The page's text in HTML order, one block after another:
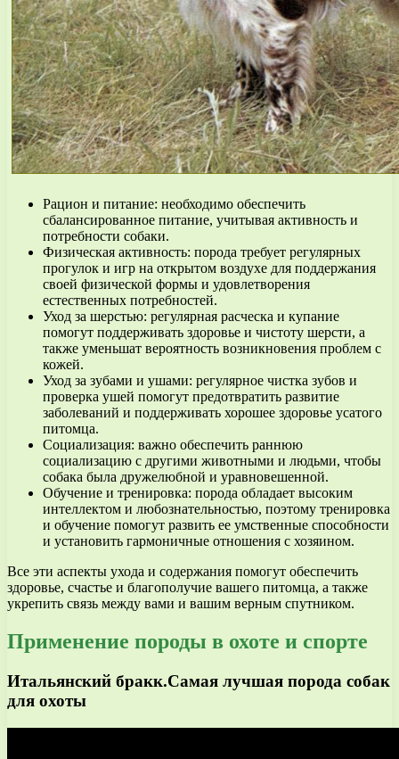
Рацион и питание: необходимо обеспечить
сбалансированное питание, учитывая активность и
потребности собаки.
Физическая активность: порода требует регулярных
прогулок и игр на открытом воздухе для поддержания
своей физической формы и удовлетворения
естественных потребностей.
Уход за шерстью: регулярная расческа и купание
помогут поддерживать здоровье и чистоту шерсти, а
также уменьшат вероятность возникновения проблем с
кожей.
Уход за зубами и ушами: регулярное чистка зубов и
проверка ушей помогут предотвратить развитие
заболеваний и поддерживать хорошее здоровье усатого
питомца.
Социализация: важно обеспечить раннюю
социализацию с другими животными и людьми, чтобы
собака была дружелюбной и уравновешенной.
Обучение и тренировка: порода обладает высоким
интеллектом и любознательностью, поэтому тренировка
и обучение помогут развить ее умственные способности
и установить гармоничные отношения с хозяином.
Все эти аспекты ухода и содержания помогут обеспечить
здоровье, счастье и благополучие вашего питомца, а также
укрепить связь между вами и вашим верным спутником.
Применение породы в охоте и спорте
Итальянский бракк.Самая лучшая порода собак
для охоты